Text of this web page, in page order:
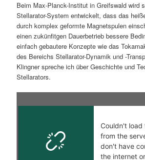
i
n
g
e
p
r
i
n
Beim Max-Planck-Institut in Greifswald wird
Stellarator-System entwickelt, dass das
durch komplex geformte Magnetspulen
einen zukünfitgen Dauerbetrieb bessere
einfach gebautere Konzepte wie das
des Bereichs Stellarator-Dynamik und -
Klingner spreche ich über Geschichte und
Stellarators.